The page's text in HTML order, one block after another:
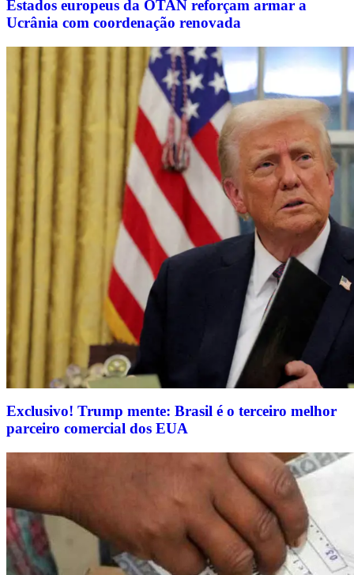
Estados europeus da OTAN reforçam armar a
Ucrânia com coordenação renovada
Exclusivo! Trump mente: Brasil é o terceiro melhor
parceiro comercial dos EUA